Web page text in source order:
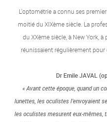
L'optométrie a connu ses
moitié du XIXème siècle. La
du XXème siècle, à New York,
réunissaient régulièrement
Dr Emile JAVAL
« Avant cette époque, quand un
lunettes, les oculistes l’envoyaient
les oculistes mesurent eux-mêmes,